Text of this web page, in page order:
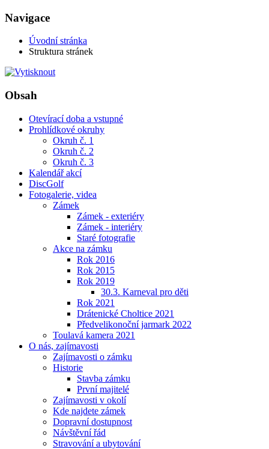
Navigace
Úvodní stránka
Struktura stránek
Obsah
Otevírací doba a vstupné
Prohlídkové okruhy
Okruh č. 1
Okruh č. 2
Okruh č. 3
Kalendář akcí
DiscGolf
Fotogalerie, videa
Zámek
Zámek - exteriéry
Zámek - interiéry
Staré fotografie
Akce na zámku
Rok 2016
Rok 2015
Rok 2019
30.3. Karneval pro děti
Rok 2021
Drátenické Choltice 2021
Předvelikonoční jarmark 2022
Toulavá kamera 2021
O nás, zajímavosti
Zajímavosti o zámku
Historie
Stavba zámku
První majitelé
Zajímavosti v okolí
Kde najdete zámek
Dopravní dostupnost
Návštěvní řád
Stravování a ubytování